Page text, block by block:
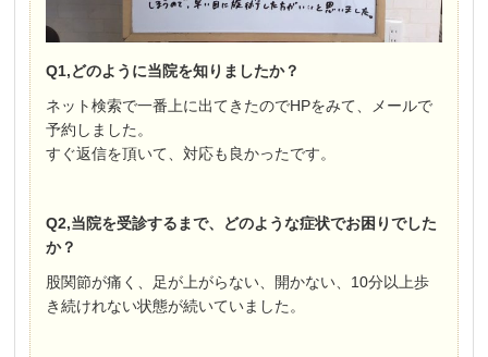
Q1,どのように当院を知りましたか？
ネット検索で一番上に出てきたのでHPをみて、メールで
予約しました。
すぐ返信を頂いて、対応も良かったです。
Q2,当院を受診するまで、どのような症状でお困りでした
か？
股関節が痛く、足が上がらない、開かない、10分以上歩
き続けれない状態が続いていました。